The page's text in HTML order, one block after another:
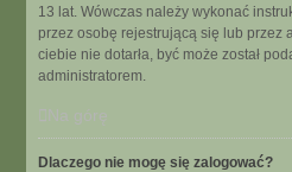
13 lat. Wówczas należy wykonać
przez osobę rejestrującą się lub przez
ciebie nie dotarła, być może został
administratorem.
Na górę
Dlaczego nie mogę się zalogować?